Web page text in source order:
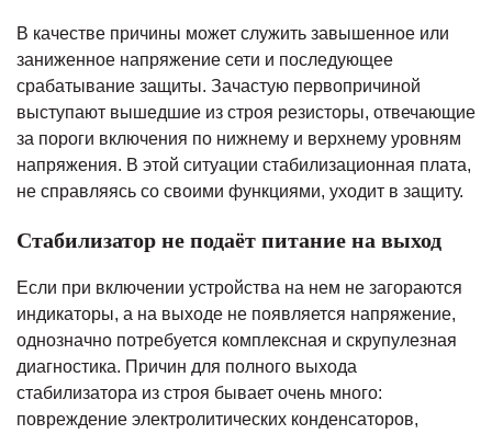
В качестве причины может служить завышенное или
заниженное напряжение сети и последующее
срабатывание защиты. Зачастую первопричиной
выступают вышедшие из строя резисторы, отвечающие
за пороги включения по нижнему и верхнему уровням
напряжения. В этой ситуации стабилизационная плата,
не справляясь со своими функциями, уходит в защиту.
Стабилизатор не подаёт питание на выход
Если при включении устройства на нем не загораются
индикаторы, а на выходе не появляется напряжение,
однозначно потребуется комплексная и скрупулезная
диагностика. Причин для полного выхода
стабилизатора из строя бывает очень много:
повреждение электролитических конденсаторов,